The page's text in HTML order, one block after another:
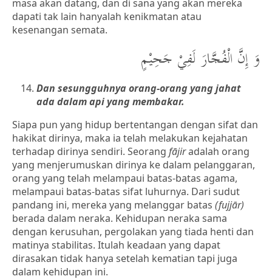
masa akan datang, dan di sana yang akan mereka
dapati tak lain hanyalah kenikmatan atau
kesenangan semata.
وَ إِنَّ الْفُجَّارَ لَفِيْ جَحِيْمٍ
Dan sesungguhnya orang-orang yang jahat
ada dalam api yang membakar.
Siapa pun yang hidup bertentangan dengan sifat dan
hakikat dirinya, maka ia telah melakukan kejahatan
terhadap dirinya sendiri. Seorang fājiradalah orang
yang menjerumuskan dirinya ke dalam pelanggaran,
orang yang telah melampaui batas-batas agama,
melampaui batas-batas sifat luhurnya. Dari sudut
pandang ini, mereka yang melanggar batas (fujjār)
berada dalam neraka. Kehidupan neraka sama
dengan kerusuhan, pergolakan yang tiada henti dan
matinya stabilitas. Itulah keadaan yang dapat
dirasakan tidak hanya setelah kematian tapi juga
dalam kehidupan ini.